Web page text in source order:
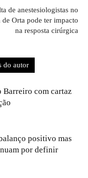
de anestesiologistas no
de Orta pode ter impacto
na resposta cirúrgica
do autor
Barreiro com cartaz
positivo mas
por definir